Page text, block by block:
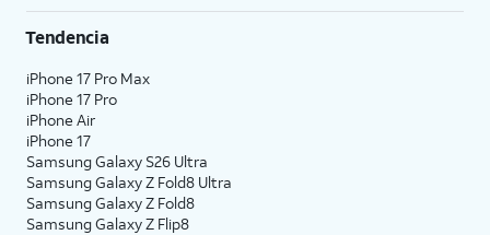
Tendencia
iPhone 17 Pro Max
iPhone 17 Pro
iPhone Air
iPhone 17
Samsung Galaxy S26 Ultra
Samsung Galaxy Z Fold8 Ultra
Samsung Galaxy Z Fold8
Samsung Galaxy Z Flip8